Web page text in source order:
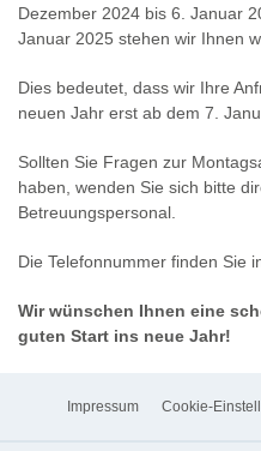
Dezember 2024 bis 6. Januar
Januar 2025 stehen wir Ihnen
Dies bedeutet, dass wir Ihre
neuen Jahr erst ab dem 7.
Sollten Sie Fragen zur
haben, wenden Sie sich bitte
Betreuungspersonal.
Die Telefonnummer finden Sie
Wir wünschen Ihnen eine
guten Start ins neue Jahr!
Impressum Cookie-